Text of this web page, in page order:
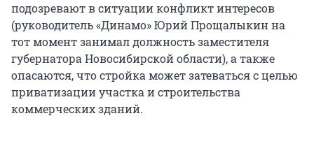
подозревают в ситуации конфликт интересов
(руководитель «Динамо» Юрий Прощалыкин на
тот момент занимал должность заместителя
губернатора Новосибирской области), а также
опасаются, что стройка может затеваться с целью
приватизации участка и строительства
коммерческих зданий.